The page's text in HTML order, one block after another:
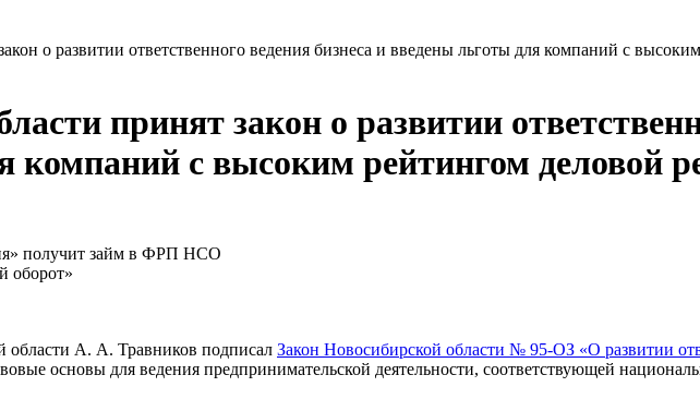
о развитии ответственного ведения бизнеса и введены льготы для компаний с
принят закон о развитии
компаний с высоким рейтингом деловой
получит займ в ФРП НСО
оборот»
области А. А. Травников подписал Закон Новосибирской области № 95-ОЗ «О развитии
основы для ведения предпринимательской деятельности, соответствующей